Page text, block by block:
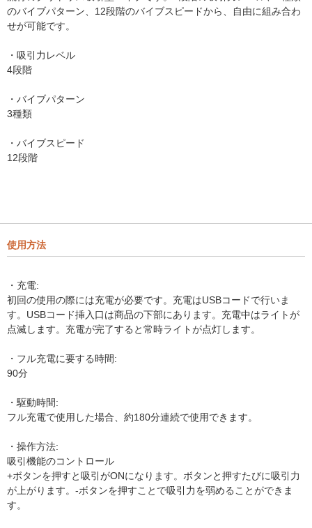
のバイブパターン、12段階のバイブスピードから、自由に組み合わ
せが可能です。
・吸引力レベル
4段階
・バイブパターン
3種類
・バイブスピード
12段階
使用方法
・充電:
初回の使用の際には充電が必要です。充電はUSBコードで行いま
す。USBコード挿入口は商品の下部にあります。充電中はライトが
点滅します。充電が完了すると常時ライトが点灯します。
・フル充電に要する時間:
90分
・駆動時間:
フル充電で使用した場合、約180分連続で使用できます。
・操作方法:
吸引機能のコントロール
+ボタンを押すと吸引がONになります。ボタンと押すたびに吸引力
が上がります。-ボタンを押すことで吸引力を弱めることができま
す。